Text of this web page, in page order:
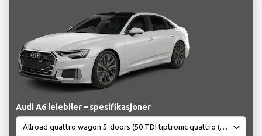
Audi A6 leiebiler – spesifikasjoner